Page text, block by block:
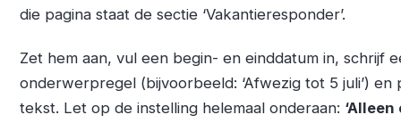
die pagina staat de sectie ‘Vakantieresponder’.
Zet hem aan, vul een begin- en einddatum in, schrijf
onderwerpregel (bijvoorbeeld: ‘Afwezig tot 5 juli’) en
tekst. Let op de instelling helemaal onderaan: ‘Alleen